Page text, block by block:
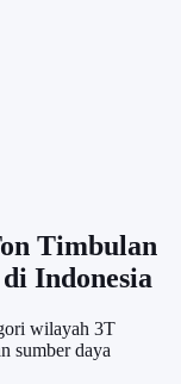
Timbulan
Indonesia
wilayah 3T
sumber daya